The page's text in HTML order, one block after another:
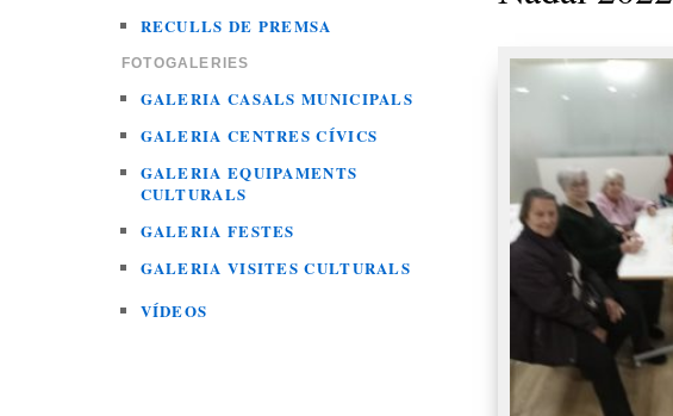
RECULLS DE PREMSA
FOTOGALERIES
GALERIA CASALS MUNICIPALS
GALERIA CENTRES CÍVICS
GALERIA EQUIPAMENTS
CULTURALS
GALERIA FESTES
GALERIA VISITES CULTURALS
VÍDEOS